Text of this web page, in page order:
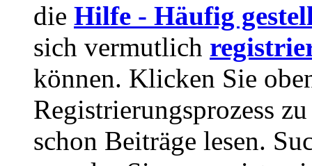
die Hilfe - Häufig
sich vermutlich
können. Klicken Sie
Registrierungsprozess
schon Beiträge lesen.